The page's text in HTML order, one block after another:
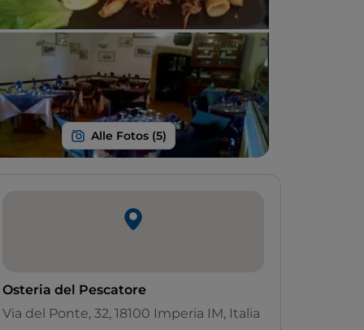
Osteria del Pescatore
Via del Ponte, 32, 18100 Imperia IM, Italia